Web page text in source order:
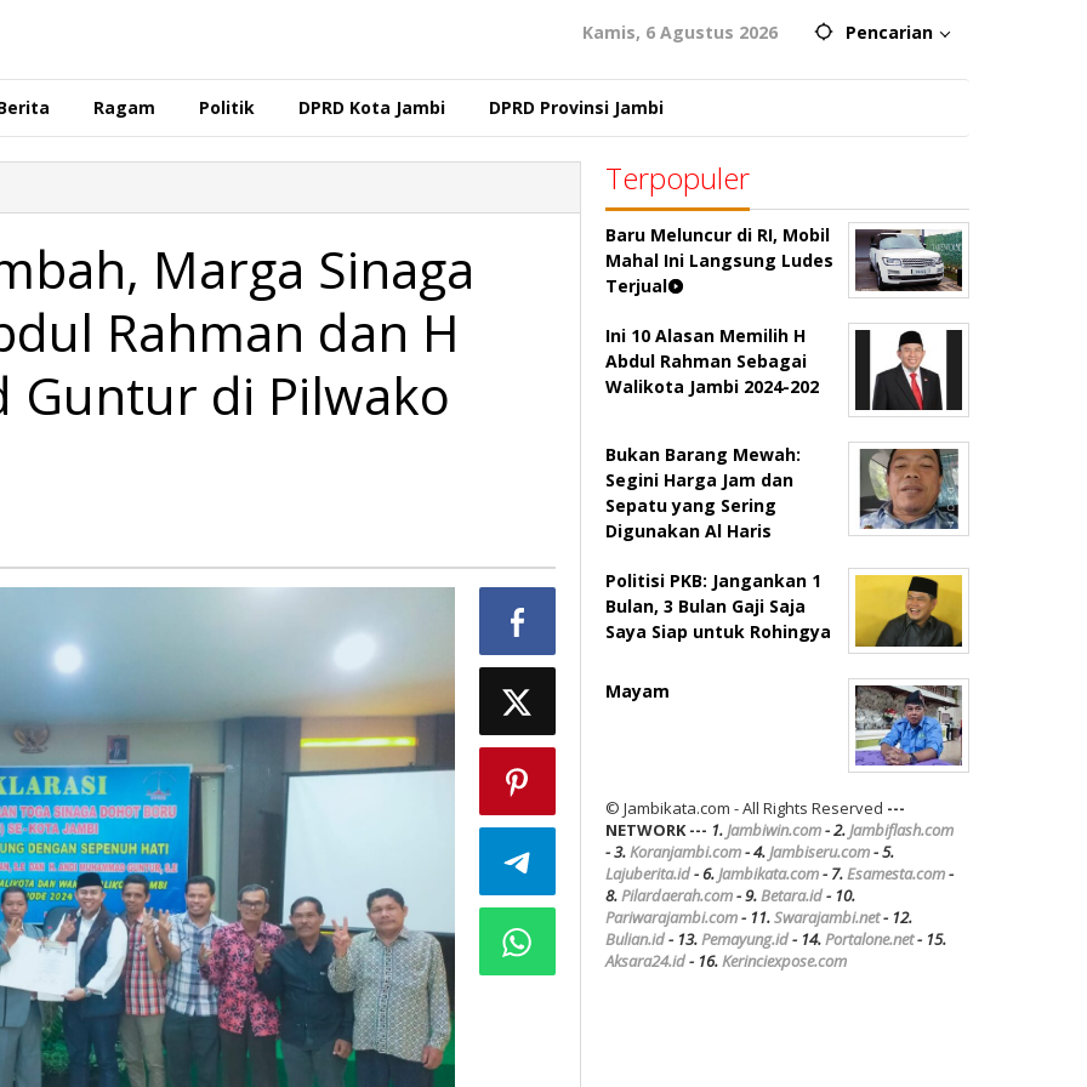
Kamis, 6 Agustus 2026 Pencarian
Ragam Politik DPRD Kota Jambi DPRD Provinsi Jambi
Marga Sinaga
Rahman dan H
Guntur di Pilwako
Terpopuler
Baru Meluncur di RI, Mobil
Mahal Ini Langsung Ludes
Terjual
Ini 10 Alasan Memilih H
Abdul Rahman Sebagai
Walikota Jambi 2024-202
Bukan Barang Mewah:
Segini Harga Jam dan
Sepatu yang Sering
Digunakan Al Haris
Politisi PKB: Jangankan 1
Bulan, 3 Bulan Gaji Saja
Saya Siap untuk Rohingya
Mayam
© Jambikata.com - All Rights Reserved ---
NETWORK --- 1.Jambiwin.com- 2.Jambiflash.com
- 3.Koranjambi.com- 4.Jambiseru.com- 5.
Lajuberita.id- 6.Jambikata.com- 7.Esamesta.com-
8.Pilardaerah.com- 9.Betara.id- 10.
Pariwarajambi.com- 11.Swarajambi.net- 12.
Bulian.id- 13.Pemayung.id- 14.Portalone.net- 15.
Aksara24.id- 16.Kerinciexpose.com